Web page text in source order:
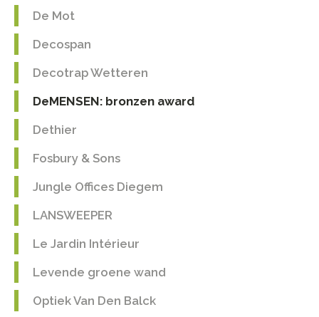
De Mot
Decospan
Decotrap Wetteren
DeMENSEN: bronzen award
Dethier
Fosbury & Sons
Jungle Offices Diegem
LANSWEEPER
Le Jardin Intérieur
Levende groene wand
Optiek Van Den Balck